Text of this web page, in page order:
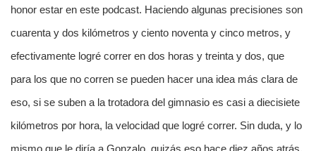
honor estar en este podcast. Haciendo algunas precisiones son
cuarenta y dos kilómetros y ciento noventa y cinco metros, y
efectivamente logré correr en dos horas y treinta y dos, que
para los que no corren se pueden hacer una idea más clara de
eso, si se suben a la trotadora del gimnasio es casi a diecisiete
kilómetros por hora, la velocidad que logré correr. Sin duda, y lo
mismo que le diría a Gonzalo, quizás eso hace diez años atrás,